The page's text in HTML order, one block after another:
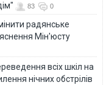
83 0
радянське
Мін'юсту
всіх шкіл на
нічних обстрілів